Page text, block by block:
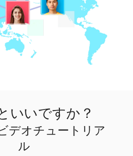
いいですか？
デオチュートリア
ル